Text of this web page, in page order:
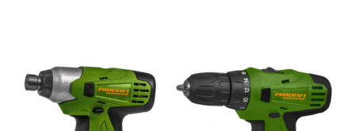
Piese de schimb vehicule electrice
Scutere electrice
Scutere pe benzina